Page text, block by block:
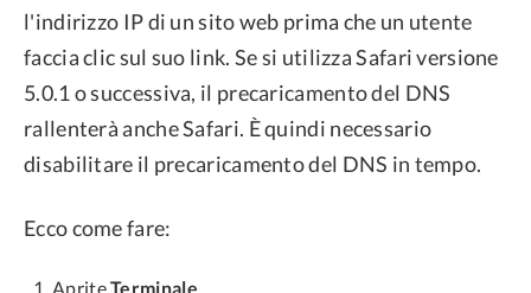
l'indirizzo IP di un sito web prima che un utente
faccia clic sul suo link. Se si utilizza Safari versione
5.0.1 o successiva, il precaricamento del DNS
rallenterà anche Safari. È quindi necessario
disabilitare il precaricamento del DNS in tempo.
Ecco come fare:
ApriteTerminale